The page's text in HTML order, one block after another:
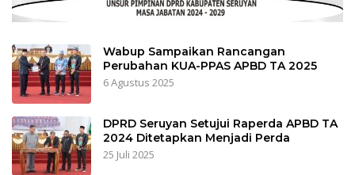
Wabup Sampaikan Rancangan
Perubahan KUA-PPAS APBD TA 2025
6 Agustus 2025
DPRD Seruyan Setujui Raperda APBD TA
2024 Ditetapkan Menjadi Perda
25 Juli 2025